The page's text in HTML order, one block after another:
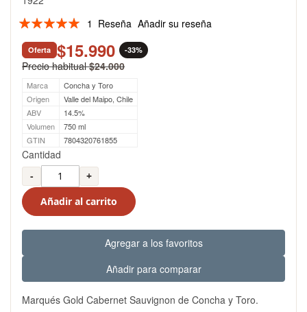
the
images
gallery
Valoración:
% of
1 Reseña Añadir su reseña
Oferta $15.990 -33%
Precio habitual $24.000
Marca
Concha y Toro
Origen
Valle del Maipo, Chile
ABV
14.5%
Volumen
750 ml
GTIN
7804320761855
Cantidad
-
+
Añadir al carrito
Agregar a los favoritos
Añadir para comparar
Marqués Gold Cabernet Sauvignon de Concha y Toro.